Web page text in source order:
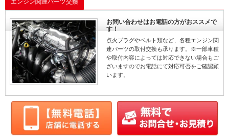
お問い合わせはお電話の方がおススメで
す！
点火プラグやベルト類など、各種エンジン関
連パーツの取付交換も承ります。※一部車種
や取付内容によっては対応できない場合もご
ざいますのでお電話にて対応可否をご確認願
います。